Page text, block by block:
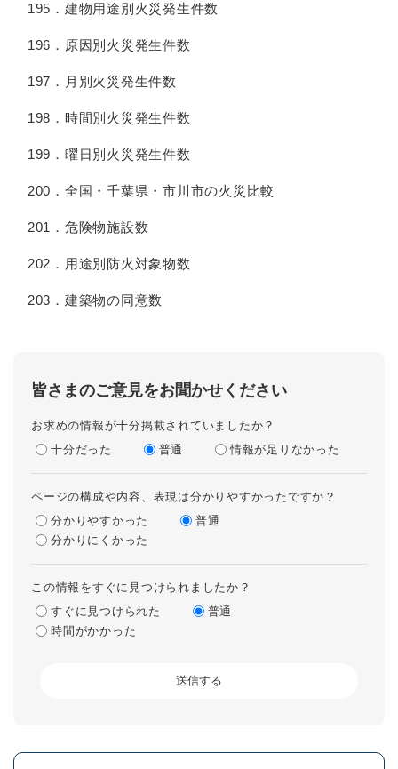
195．建物用途別火災発生件数
196．原因別火災発生件数
197．月別火災発生件数
198．時間別火災発生件数
199．曜日別火災発生件数
200．全国・千葉県・市川市の火災比較
201．危険物施設数
202．用途別防火対象物数
203．建築物の同意数
皆さまのご意見をお聞かせください
お求めの情報が十分掲載されていましたか？
十分だった
普通 情報が足りなかった
ページの構成や内容、表現は分かりやすかったですか？
分かりやすかった
普通
分かりにくかった
この情報をすぐに見つけられましたか？
すぐに見つけられた
普通
時間がかかった